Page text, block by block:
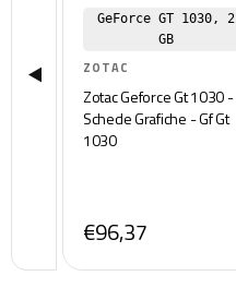
GeForce GT 1030, 2
GB
ZOTAC
Zotac Geforce Gt 1030 -
Schede Grafiche - Gf Gt
1030
€96,37